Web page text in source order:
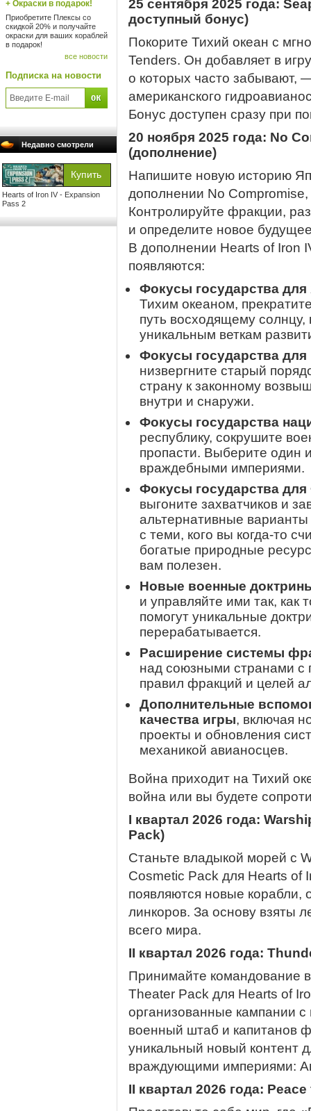
+ Окраски в подарок!
Приобретите Плексы со
скидкой 20% и получайте
окраски для ваших кораблей
в подарок!
все новости
Подписка на новости
Недавно смотрели
Hearts of Iron IV - Expansion
Pass 2
25 сентября 2025 года:
доступный бонус)
Покорите Тихий океан с
Tenders. Он добавляет в
о которых часто забывают,
американского
Бонус доступен сразу при
20 ноября 2025 года: No
(дополнение)
Напишите новую историю
дополнении No
Контролируйте фракции,
и определите новое
В дополнении Hearts of Iron
появляются:
Фокусы государства
Тихим океаном,
путь восходящему солнцу,
уникальным веткам
Фокусы государства для
низвергните старый
страну к законному
внутри и снаружи.
Фокусы государства
республику, сокрушите
пропасти. Выберите один
враждебными империями.
Фокусы государства
выгоните захватчиков и
альтернативные варианты
с теми, кого вы когда-то
богатые природные
вам полезен.
Новые военные
и управляйте ими так, как
помогут уникальные
перерабатывается.
Расширение системы
над союзными странами
правил фракций и целей
Дополнительные
качества игры, включая
проекты и обновления
механикой авианосцев.
Война приходит на Тихий
война или вы будете
I квартал 2026 года:
Pack)
Станьте владыкой морей с
Cosmetic Pack для Hearts of
появляются новые корабли,
линкоров. За основу взяты
всего мира.
II квартал 2026 года:
Принимайте командование
Theater Pack для Hearts of
организованные кампании
военный штаб и капитанов
уникальный новый контент
враждующими империями:
II квартал 2026 года: